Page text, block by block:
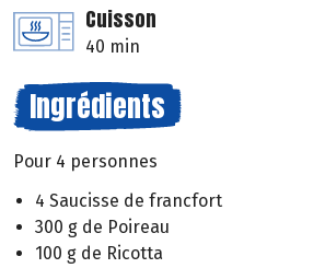
Cuisson
40 min
Ingrédients
Pour 4 personnes
4 Saucisse de francfort
300 g de Poireau
100 g de Ricotta